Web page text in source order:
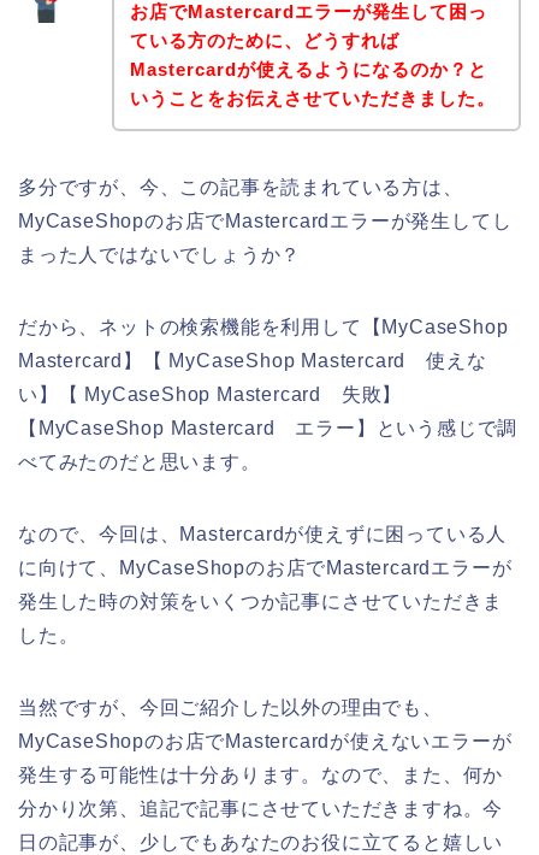
お店でMastercardエラーが発生して困っ
ている方のために、どうすれば
Mastercardが使えるようになるのか？と
いうことをお伝えさせていただきました。
多分ですが、今、この記事を読まれている方は、
MyCaseShopのお店でMastercardエラーが発生してし
まった人ではないでしょうか？
だから、ネットの検索機能を利用して【MyCaseShop
Mastercard】【 MyCaseShop Mastercard 使えな
い】【 MyCaseShop Mastercard 失敗】
【MyCaseShop Mastercard エラー】という感じで調
べてみたのだと思います。
なので、今回は、Mastercardが使えずに困っている人
に向けて、MyCaseShopのお店でMastercardエラーが
発生した時の対策をいくつか記事にさせていただきま
した。
当然ですが、今回ご紹介した以外の理由でも、
MyCaseShopのお店でMastercardが使えないエラーが
発生する可能性は十分あります。なので、また、何か
分かり次第、追記で記事にさせていただきますね。今
日の記事が、少しでもあなたのお役に立てると嬉しい